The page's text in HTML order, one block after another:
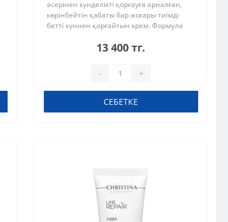
әсерінен күнделікті қорғауға арналған,
көрінбейтін қабаты бар жоғары тиімді
бетті күннен қорғайтын крем. Формула
және көк жарықтан..13 400 тг.
- +
СЕБЕТКЕ